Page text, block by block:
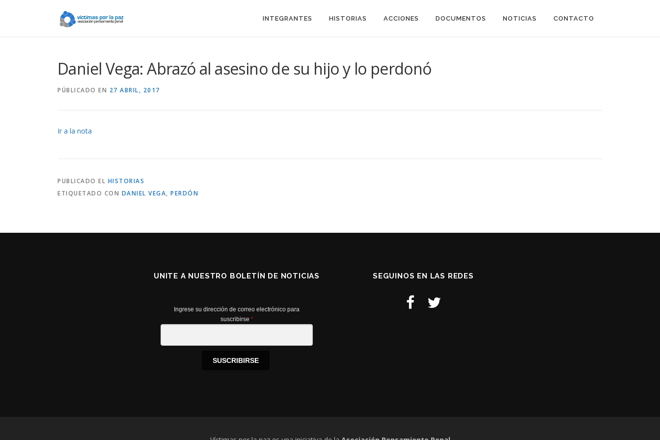
INTEGRANTES HISTORIAS ACCIONES DOCUMENTOS NOTICIAS CONTACTO
Daniel Vega: Abrazó al asesino de su hijo y lo perdonó
PÚBLICADO EN 27 ABRIL, 2017
Ir a la nota
PUBLICADO EL HISTORIAS
ETIQUETADO CON DANIEL VEGA, PERDÓN
UNITE A NUESTRO BOLETÍN DE NOTICIAS
Ingrese su dirección de correo electrónico para
suscribirse *
SUSCRIBIRSE
SEGUINOS EN LAS REDES